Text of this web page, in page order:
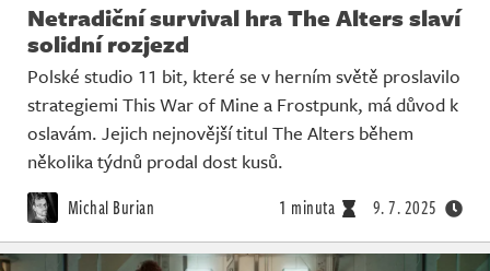
Netradiční survival hra The Alters slaví
solidní rozjezd
Polské studio 11 bit, které se v herním světě proslavilo
strategiemi This War of Mine a Frostpunk, má důvod k
oslavám. Jejich nejnovější titul The Alters během
několika týdnů prodal dost kusů.
Michal Burian 1 minuta 9. 7. 2025